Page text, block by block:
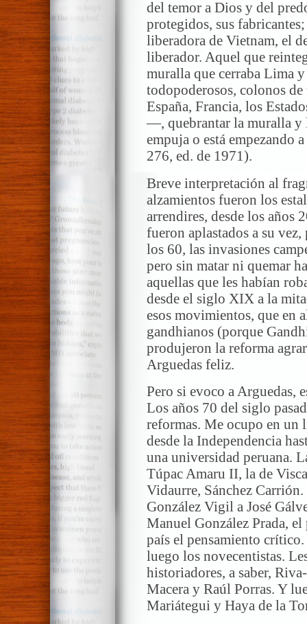
del temor a Dios y del
protegidos, sus
liberadora de Vietnam, el
liberador. Aquel que
muralla que cerraba Lima
todopoderosos, colonos
España, Francia, los
—, quebrantar la muralla y
empuja o está empezando
276, ed. de 1971).
Breve interpretación al
alzamientos fueron los
arrendires, desde los años
fueron aplastados a su vez,
los 60, las invasiones
pero sin matar ni quemar
aquellas que les habían
desde el siglo XIX a la
esos movimientos, que en
gandhianos (porque
produjeron la reforma
Arguedas feliz.
Pero si evoco a Arguedas,
Los años 70 del siglo
reformas. Me ocupo en un
desde la Independencia
una universidad peruana.
Túpac Amaru II, la de
Vidaurre, Sánchez
González Vigil a José
Manuel González Prada,
país el pensamiento
luego los novecentistas.
historiadores, a saber,
Macera y Raúl Porras. Y
Mariátegui y Haya de la